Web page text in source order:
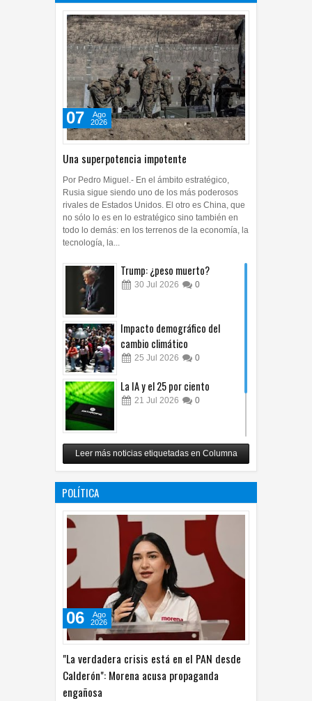
Una superpotencia impotente
07
Ago
2026
Por Pedro Miguel.- En el ámbito estratégico,
Rusia sigue siendo uno de los más poderosos
rivales de Estados Unidos. El otro es China, que
no sólo lo es en lo estratégico sino también en
todo lo demás: en los terrenos de la economía, la
tecnología, la...
Trump: ¿peso muerto?
30 Jul 2026 0
Impacto demográfico del
cambio climático
25 Jul 2026 0
La IA y el 25 por ciento
21 Jul 2026 0
Carlos Monsiváis
12 Jul 2026 0
Leer más noticias etiquetadas en Columna
POLÍTICA
"La verdadera crisis está en el PAN desde
Calderón": Morena acusa propaganda
engañosa
06
Ago
2026